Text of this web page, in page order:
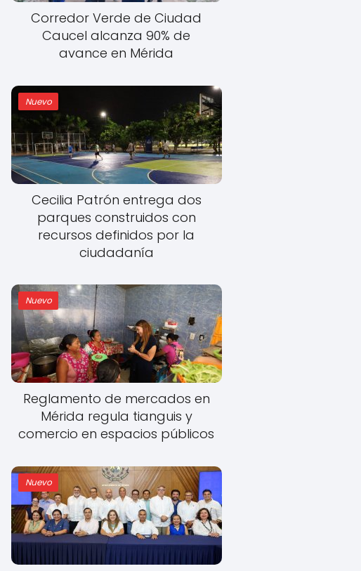
Corredor Verde de Ciudad
Caucel alcanza 90% de
avance en Mérida
Nuevo
Cecilia Patrón entrega dos
parques construidos con
recursos definidos por la
ciudadanía
Nuevo
Reglamento de mercados en
Mérida regula tianguis y
comercio en espacios públicos
Nuevo